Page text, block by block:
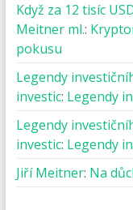
Když za 12 tisíc
Meitner ml.:
pokusu
Legendy
investic: Legendy
Legendy
investic: Legendy
Jiří Meitner: Na